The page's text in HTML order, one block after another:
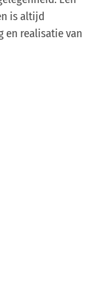
is altijd
en realisatie van